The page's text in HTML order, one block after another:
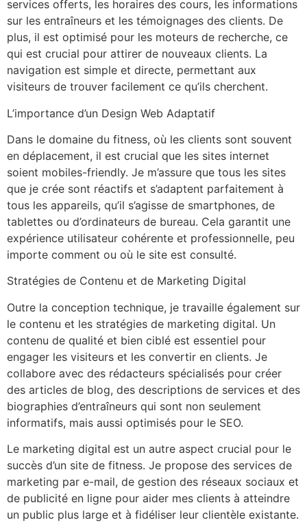
services offerts, les horaires des cours, les informations
sur les entraîneurs et les témoignages des clients. De
plus, il est optimisé pour les moteurs de recherche, ce
qui est crucial pour attirer de nouveaux clients. La
navigation est simple et directe, permettant aux
visiteurs de trouver facilement ce qu’ils cherchent.
L’importance d’un Design Web Adaptatif
Dans le domaine du fitness, où les clients sont souvent
en déplacement, il est crucial que les sites internet
soient mobiles-friendly. Je m’assure que tous les sites
que je crée sont réactifs et s’adaptent parfaitement à
tous les appareils, qu’il s’agisse de smartphones, de
tablettes ou d’ordinateurs de bureau. Cela garantit une
expérience utilisateur cohérente et professionnelle, peu
importe comment ou où le site est consulté.
Stratégies de Contenu et de Marketing Digital
Outre la conception technique, je travaille également sur
le contenu et les stratégies de marketing digital. Un
contenu de qualité et bien ciblé est essentiel pour
engager les visiteurs et les convertir en clients. Je
collabore avec des rédacteurs spécialisés pour créer
des articles de blog, des descriptions de services et des
biographies d’entraîneurs qui sont non seulement
informatifs, mais aussi optimisés pour le SEO.
Le marketing digital est un autre aspect crucial pour le
succès d’un site de fitness. Je propose des services de
marketing par e-mail, de gestion des réseaux sociaux et
de publicité en ligne pour aider mes clients à atteindre
un public plus large et à fidéliser leur clientèle existante.